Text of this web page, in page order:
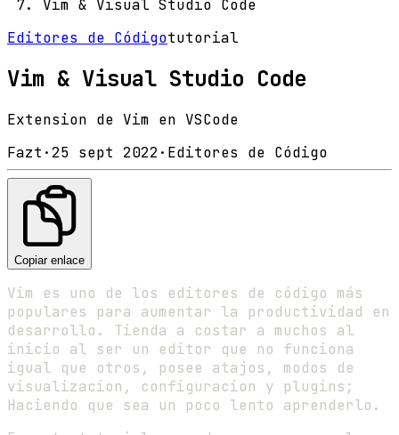
Vim & Visual Studio Code
Editores de Códigotutorial
Vim & Visual Studio Code
Extension de Vim en VSCode
Fazt ·25 sept 2022 · Editores de Código
Copiar enlace
Vim es uno de los editores de código más
populares para aumentar la productividad en
desarrollo. Tienda a costar a muchos al
inicio al ser un editor que no funciona
igual que otros, posee atajos, modos de
visualizacion, configuracion y plugins;
Haciendo que sea un poco lento aprenderlo.